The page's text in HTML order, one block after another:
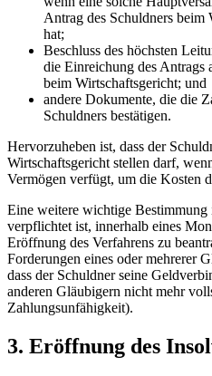
Antrag des Schuldners beim
hat;
Beschluss des höchsten
die Einreichung des Antrags
beim Wirtschaftsgericht; und
andere Dokumente, die die
Schuldners bestätigen.
Hervorzuheben ist, dass der
Wirtschaftsgericht stellen darf,
Vermögen verfügt, um die Kosten
Eine weitere wichtige Bestimmung
verpflichtet ist, innerhalb eines
Eröffnung des Verfahrens zu
Forderungen eines oder mehrerer
dass der Schuldner seine
anderen Gläubigern nicht mehr
Zahlungsunfähigkeit).
3. Eröffnung des